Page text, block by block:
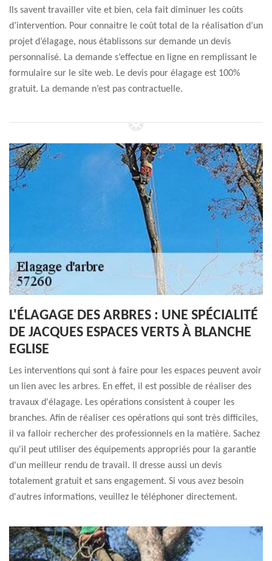
Ils savent travailler vite et bien, cela fait diminuer les coûts
d’intervention. Pour connaitre le coût total de la réalisation d’un
projet d’élagage, nous établissons sur demande un devis
personnalisé. La demande s’effectue en ligne en remplissant le
formulaire sur le site web. Le devis pour élagage est 100%
gratuit. La demande n’est pas contractuelle.
L'ÉLAGAGE DES ARBRES : UNE SPÉCIALITÉ
DE JACQUES ESPACES VERTS À BLANCHE
EGLISE
Les interventions qui sont à faire pour les espaces peuvent avoir
un lien avec les arbres. En effet, il est possible de réaliser des
travaux d'élagage. Les opérations consistent à couper les
branches. Afin de réaliser ces opérations qui sont très difficiles,
il va falloir rechercher des professionnels en la matière. Sachez
qu'il peut utiliser des équipements appropriés pour la garantie
d'un meilleur rendu de travail. Il dresse aussi un devis
totalement gratuit et sans engagement. Si vous avez besoin
d'autres informations, veuillez le téléphoner directement.